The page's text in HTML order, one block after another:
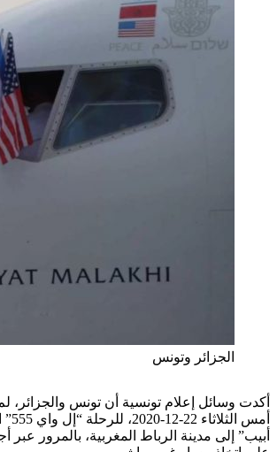
الجزائر وتونس
أكدت وسائل إعلام تونسية أن تونس والجزائر،
أمس
أبيب” إلى مدينة الرباط المغربية، بالمرور عبر